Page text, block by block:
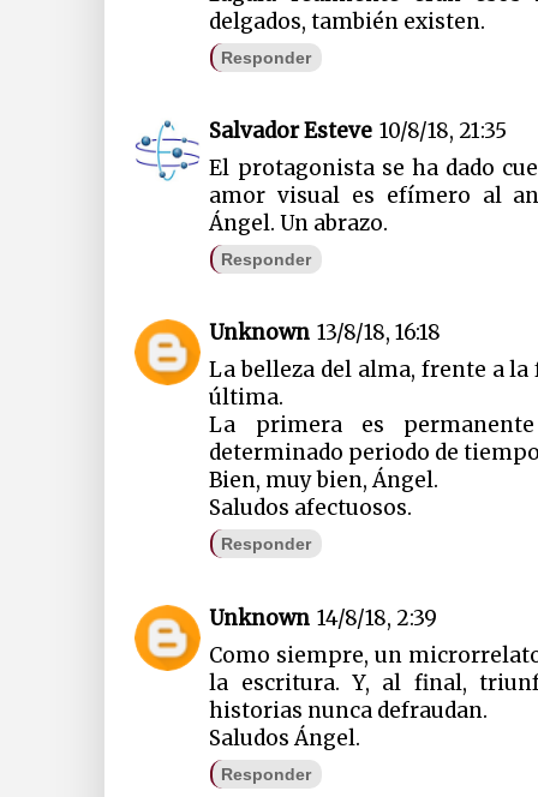
delgados, también existen.
Responder
Salvador Esteve 10/8/18, 21:35
El protagonista se ha dado
amor visual es efímero al
Ángel. Un abrazo.
Responder
Unknown 13/8/18, 16:18
La belleza del alma, frente a
última.
La primera es
determinado periodo de
Bien, muy bien, Ángel.
Saludos afectuosos.
Responder
Unknown 14/8/18, 2:39
Como siempre, un
la escritura. Y, al final,
historias nunca defraudan.
Saludos Ángel.
Responder